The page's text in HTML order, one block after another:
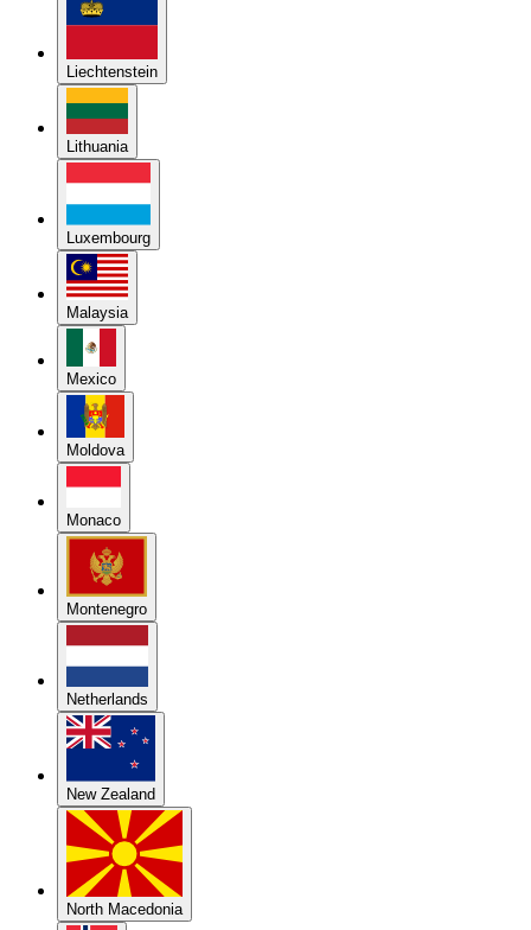
Liechtenstein
Lithuania
Luxembourg
Malaysia
Mexico
Moldova
Monaco
Montenegro
Netherlands
New Zealand
North Macedonia